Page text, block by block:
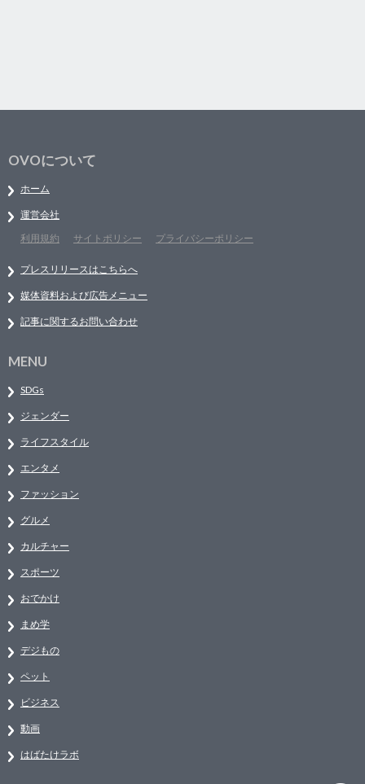
OVOについて
ホーム
運営会社
利用規約
サイトポリシー プライバシーポリシー
プレスリリースはこちらへ
媒体資料および広告メニュー
記事に関するお問い合わせ
MENU
SDGs
ジェンダー
ライフスタイル
エンタメ
ファッション
グルメ
カルチャー
スポーツ
おでかけ
まめ学
デジもの
ペット
ビジネス
動画
はばたけラボ